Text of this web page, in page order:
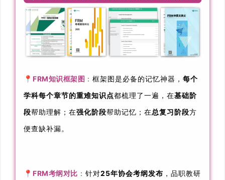
📍 FRM知识框架图 ： 框架图是必备的记忆神器， 每个
学科每个章节的重难知识点都梳理了一遍，在基础阶
段帮助理解；在强化阶段帮助记忆；在总复习阶段方
便查缺补漏。
📍 FRM考纲对比 ： 针对25年协会考纲发布 ，品职教研